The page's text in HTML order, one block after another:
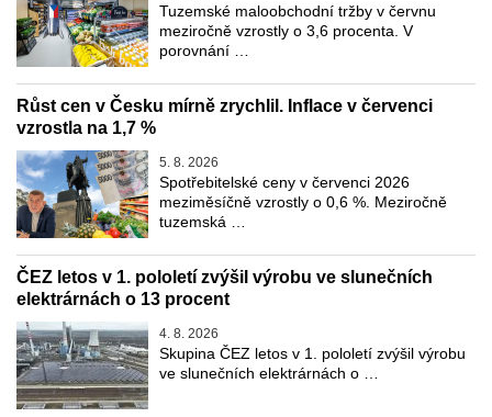
Tuzemské maloobchodní tržby v červnu
meziročně vzrostly o 3,6 procenta. V
porovnání …
Růst cen v Česku mírně zrychlil. Inflace v červenci
vzrostla na 1,7 %
5. 8. 2026
Spotřebitelské ceny v červenci 2026
meziměsíčně vzrostly o 0,6 %. Meziročně
tuzemská …
ČEZ letos v 1. pololetí zvýšil výrobu ve slunečních
elektrárnách o 13 procent
4. 8. 2026
Skupina ČEZ letos v 1. pololetí zvýšil výrobu
ve slunečních elektrárnách o …